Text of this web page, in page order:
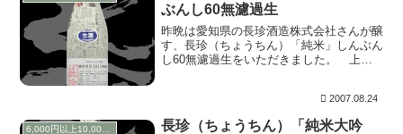
ぶんし60無濾過生
昨晩は愛知県の長珍酒造株式会社さんが醸
す、長珍（ちょうちん）「純米」しんぶん
し60無濾過生をいただきました。 上立
がいかにも生酒らしく優雅。酸味は感じる
ものの見事に...
2007.08.24
長珍（ちょうちん）「純米大吟